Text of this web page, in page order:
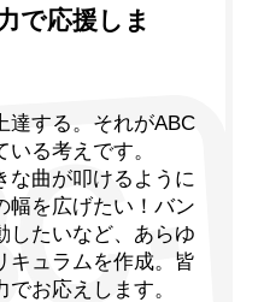
で応援しま
達する。それがABC
いる考えです。
な曲が叩けるように
幅を広げたい！バン
したいなど、あらゆ
キュラムを作成。皆
お応えします。